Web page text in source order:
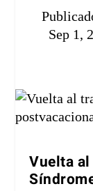
Sep 1,
Vuelta